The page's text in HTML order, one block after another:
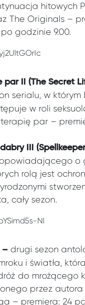
hitowych
The Originals –
godzinie 9.00.
par II (The Secret
serialu, w którym
w roli
par –
III
o
rolą jest
cały sezon.
NI
–drugi sezon
i światła,
do mrożącego
przez autora
– premiera: 24